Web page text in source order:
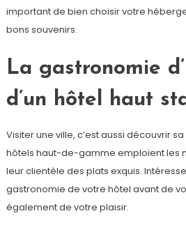
important de bien choisir votre
bons souvenirs.
La gastronomie
d’un hôtel haut
Visiter une ville, c’est aussi découvrir
hôtels haut-de-gamme emploient les
leur clientèle des plats exquis.
gastronomie de votre hôtel avant de
également de votre plaisir.